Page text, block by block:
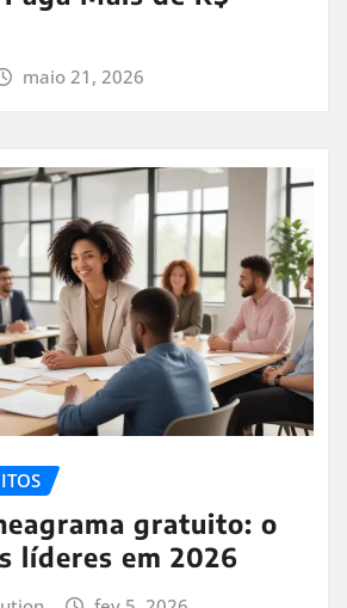
maio 21, 2026
gratuito: o
líderes em 2026